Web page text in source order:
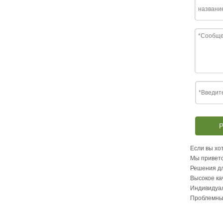
Если вы
Мы
Решения
Высокое